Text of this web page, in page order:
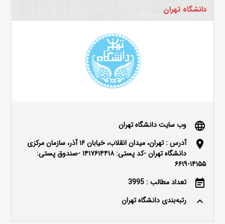
دانشگاه تهران
language وب سایت دانشگاه تهران
location_on
آدرس : تهران، میدان انقلاب، خیابان ۱۶ آذر، سازمان مرکزی
دانشگاه تهران -کد پستی: ۱۴۱۷۶۱۴۴۱۸ -صندوق پستی:
۱۴۱۵۵-۶۶۱۹
event_note تعداد مطالب : 3995
keyboard_arrow_up رتبه‌بندی دانشگاه تهران